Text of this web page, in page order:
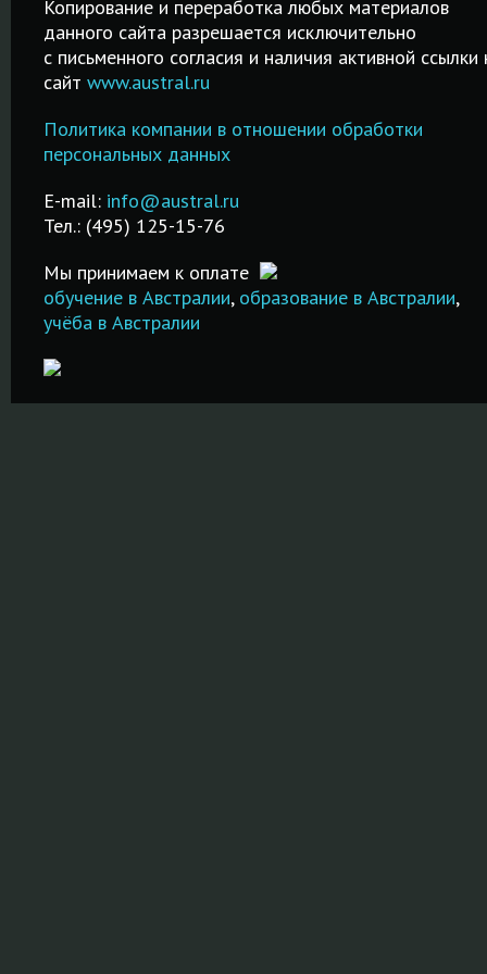
Простая
процедура
регистрации на
IELTS! Удобный
поиск города и
даты сдачи
экзамена!
ПОДРОБНЕЕ
Качественные
курсы от 2-х
месяцев!
Подготовка к
Недорого и
качественно!
ПОДРОБНЕЕ
Среднее
школах-
Копирование и переработка любых материалов
данного сайта разрешается исключительно
c письменного согласия и наличия активной ссылки
сайт www.austral.ru
Политика компании в отношении обработки
персональных данных
E-mail: info@austral.ru
Тел.: (495) 125-15-76
Мы принимаем к оплате
обучение в Австралии, образование в Австралии,
учёба в Австралии